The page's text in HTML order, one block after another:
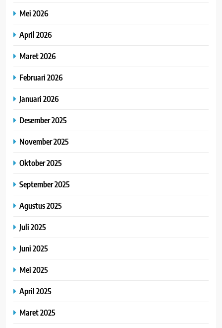
Mei 2026
April 2026
Maret 2026
Februari 2026
Januari 2026
Desember 2025
November 2025
Oktober 2025
September 2025
Agustus 2025
Juli 2025
Juni 2025
Mei 2025
April 2025
Maret 2025